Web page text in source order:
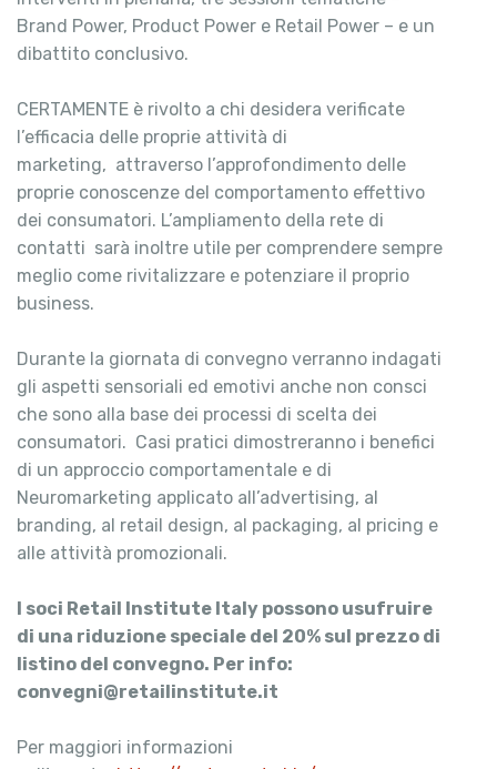
Brand Power, Product Power e Retail Power – e un
dibattito conclusivo.
CERTAMENTE è rivolto a chi desidera verificate
l’efficacia delle proprie attività di
marketing, attraverso l’approfondimento delle
proprie conoscenze del comportamento effettivo
dei consumatori. L’ampliamento della rete di
contatti sarà inoltre utile per comprendere sempre
meglio come rivitalizzare e potenziare il proprio
business.
Durante la giornata di convegno verranno indagati
gli aspetti sensoriali ed emotivi anche non consci
che sono alla base dei processi di scelta dei
consumatori. Casi pratici dimostreranno i benefici
di un approccio comportamentale e di
Neuromarketing applicato all’advertising, al
branding, al retail design, al packaging, al pricing e
alle attività promozionali.
I soci Retail Institute Italy possono usufruire
di una riduzione speciale del 20% sul prezzo di
listino del convegno. Per info:
convegni@retailinstitute.it
Per maggiori informazioni